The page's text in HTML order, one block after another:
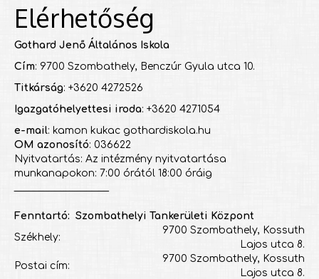
Elérhetőség
Gothard Jenő Általános Iskola
Cím: 9700 Szombathely, Benczúr Gyula utca 10.
Titkárság: +3620 4272526
Igazgatóhelyettesi iroda: +3620 4271054
e-mail: kamon kukac gothardiskola.hu
OM azonosító: 036622
Nyitvatartás: Az intézmény nyitvatartása
munkanapokon: 7:00 órától 18:00 óráig
Fenntartó: Szombathelyi Tankerületi Központ
Székhely:
9700 Szombathely, Kossuth
Lajos utca 8.
Postai cím:
9700 Szombathely, Kossuth
Lajos utca 8.